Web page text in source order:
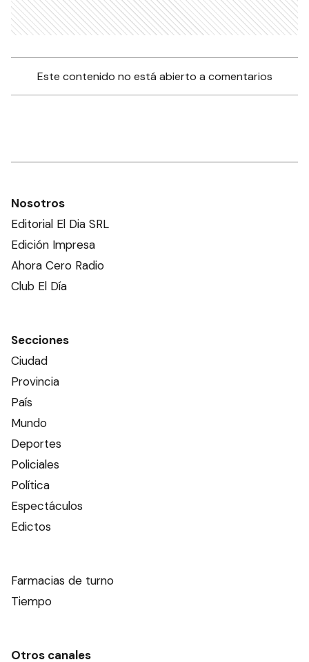
Este contenido no está abierto a comentarios
Nosotros
Editorial El Dia SRL
Edición Impresa
Ahora Cero Radio
Club El Día
Secciones
Ciudad
Provincia
País
Mundo
Deportes
Policiales
Política
Espectáculos
Edictos
Farmacias de turno
Tiempo
Otros canales